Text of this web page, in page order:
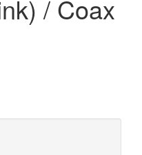
/ Coax